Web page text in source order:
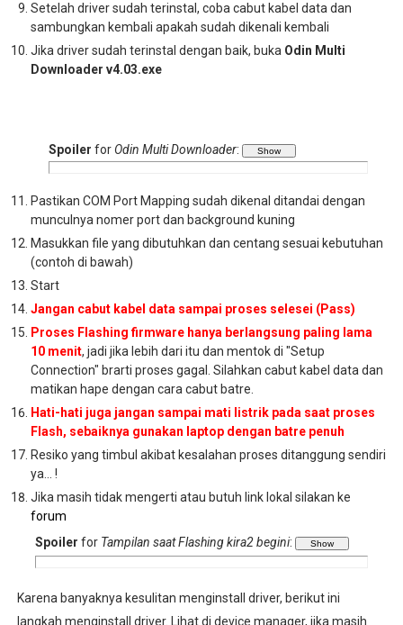
Setelah driver sudah terinstal, coba cabut kabel data dan
sambungkan kembali apakah sudah dikenali kembali
Jika driver sudah terinstal dengan baik, buka Odin Multi
Downloader v4.03.exe
Spoiler for Odin Multi Downloader:
Pastikan COM Port Mapping sudah dikenal ditandai dengan
munculnya nomer port dan background kuning
Masukkan file yang dibutuhkan dan centang sesuai kebutuhan
(contoh di bawah)
Start
Jangan cabut kabel data sampai proses selesei (Pass)
Proses Flashing firmware hanya berlangsung paling lama
10 menit, jadi jika lebih dari itu dan mentok di "Setup
Connection" brarti proses gagal. Silahkan cabut kabel data dan
matikan hape dengan cara cabut batre.
Hati-hati juga jangan sampai mati listrik pada saat proses
Flash, sebaiknya gunakan laptop dengan batre penuh
Resiko yang timbul akibat kesalahan proses ditanggung sendiri
ya... !
Jika masih tidak mengerti atau butuh link lokal silakan ke
forum
Spoiler for Tampilan saat Flashing kira2 begini:
Karena banyaknya kesulitan menginstall driver, berikut ini
langkah menginstall driver. Lihat di device manager, jika masih